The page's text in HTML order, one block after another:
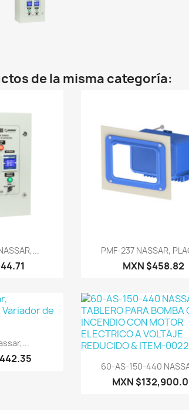
de la misma categoría:
Vista rápida
PMF-237 NASSAR,
MXN $458.82
Vista rápida
60-AS-150-440
MXN